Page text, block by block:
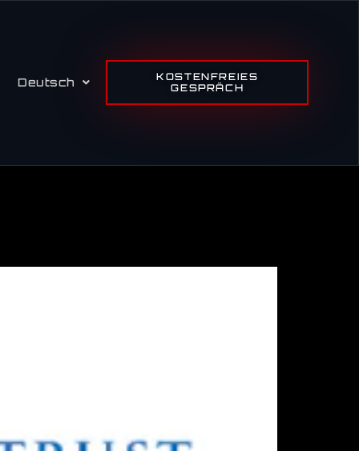
Deutsch
KOSTENFREIES
GESPRÄCH